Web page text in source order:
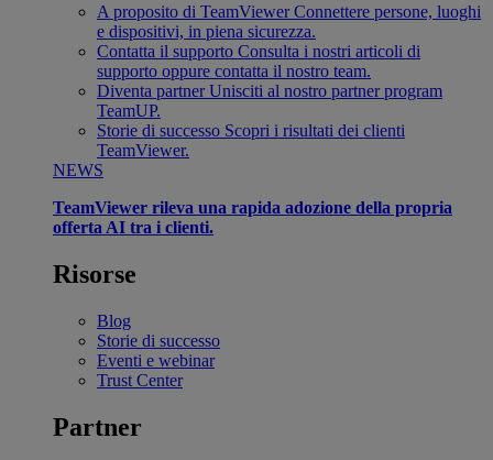
A proposito di TeamViewer Connettere persone, luoghi
e dispositivi, in piena sicurezza.
Contatta il supporto Consulta i nostri articoli di
supporto oppure contatta il nostro team.
Diventa partner Unisciti al nostro partner program
TeamUP.
Storie di successo Scopri i risultati dei clienti
TeamViewer.
NEWS
TeamViewer rileva una rapida adozione della propria
offerta AI tra i clienti.
Risorse
Blog
Storie di successo
Eventi e webinar
Trust Center
Partner